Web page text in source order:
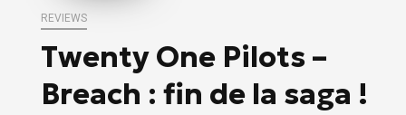
REVIEWS
Twenty One Pilots –
Breach : fin de la saga !